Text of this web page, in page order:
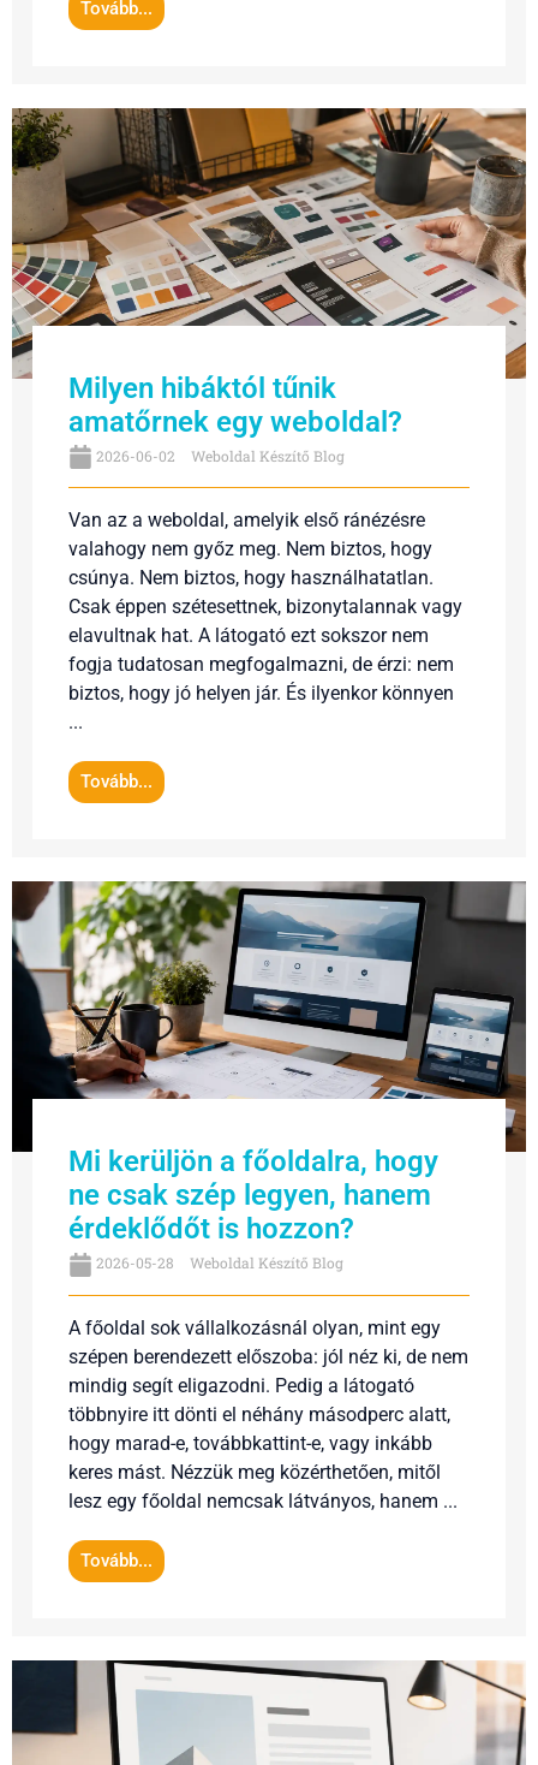
Tovább...
Milyen hibáktól tűnik
amatőrnek egy weboldal?
2026-06-02 Weboldal Készítő Blog
Van az a weboldal, amelyik első ránézésre
valahogy nem győz meg. Nem biztos, hogy
csúnya. Nem biztos, hogy használhatatlan.
Csak éppen szétesettnek, bizonytalannak vagy
elavultnak hat. A látogató ezt sokszor nem
fogja tudatosan megfogalmazni, de érzi: nem
biztos, hogy jó helyen jár. És ilyenkor könnyen
...
Tovább...
Mi kerüljön a főoldalra, hogy
ne csak szép legyen, hanem
érdeklődőt is hozzon?
2026-05-28 Weboldal Készítő Blog
A főoldal sok vállalkozásnál olyan, mint egy
szépen berendezett előszoba: jól néz ki, de nem
mindig segít eligazodni. Pedig a látogató
többnyire itt dönti el néhány másodperc alatt,
hogy marad-e, továbbkattint-e, vagy inkább
keres mást. Nézzük meg közérthetően, mitől
lesz egy főoldal nemcsak látványos, hanem ...
Tovább...